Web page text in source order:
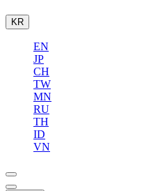
KR
EN
JP
CH
TW
MN
RU
TH
ID
VN